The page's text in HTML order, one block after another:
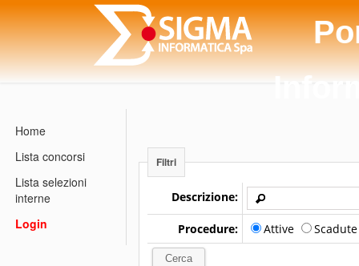
Home
Lista concorsi
Lista selezioni
interne
Login
Filtri
Descrizione:
Procedure: Attive